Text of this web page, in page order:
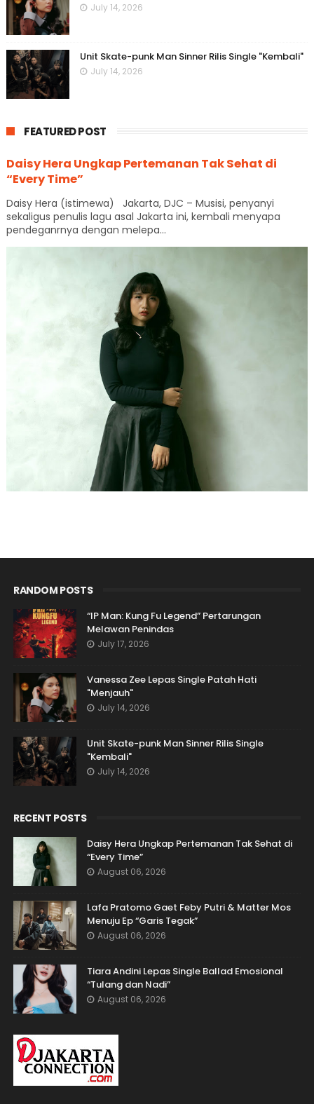
July 14, 2026
Unit Skate-punk Man Sinner Rilis Single "Kembali"
July 14, 2026
FEATURED POST
Daisy Hera Ungkap Pertemanan Tak Sehat di
“Every Time”
Daisy Hera (istimewa) Jakarta, DJC – Musisi, penyanyi
sekaligus penulis lagu asal Jakarta ini, kembali menyapa
pendeganrnya dengan melepa...
RANDOM POSTS
“IP Man: Kung Fu Legend” Pertarungan
Melawan Penindas
July 17, 2026
Vanessa Zee Lepas Single Patah Hati
"Menjauh"
July 14, 2026
Unit Skate-punk Man Sinner Rilis Single
"Kembali"
July 14, 2026
RECENT POSTS
Daisy Hera Ungkap Pertemanan Tak Sehat di
“Every Time”
August 06, 2026
Lafa Pratomo Gaet Feby Putri & Matter Mos
Menuju Ep “Garis Tegak”
August 06, 2026
Tiara Andini Lepas Single Ballad Emosional
“Tulang dan Nadi”
August 06, 2026